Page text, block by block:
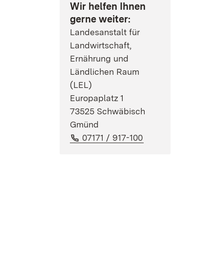
Wir helfen Ihnen
gerne weiter:
Landesanstalt für
Landwirtschaft,
Ernährung und
Ländlichen Raum
(LEL)
Europaplatz 1
73525 Schwäbisch
Gmünd
Telefon:
07171 / 917-100